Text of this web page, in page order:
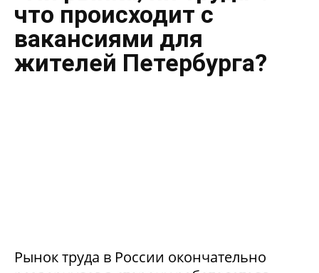
что происходит с
вакансиями для
жителей Петербурга?
Рынок труда в России окончательно